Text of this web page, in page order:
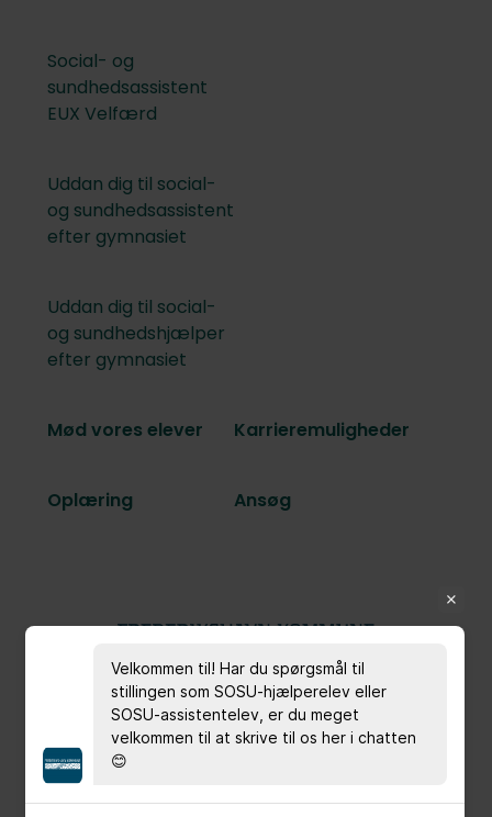
Social- og
sundhedsassistent
EUX Velfærd
Uddan dig til social-
og sundhedsassistent
efter gymnasiet
Uddan dig til social-
og sundhedshjælper
efter gymnasiet
Mød vores elever Karrieremuligheder
Oplæring Ansøg
Rådhus Allé 100
Velkommen til! Har du spørgsmål til
stillingen som SOSU-hjælperelev eller
SOSU-assistentelev, er du meget
velkommen til at skrive til os her i chatten
😊